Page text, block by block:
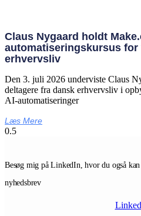
Claus Nygaard holdt
automatiseringskursus for
erhvervsliv
Den 3. juli 2026 underviste Claus
deltagere fra dansk erhvervsliv i
AI‑automatiseringer
Læs Mere
Besøg mig på LinkedIn, hvor du også
nyhedsbrev